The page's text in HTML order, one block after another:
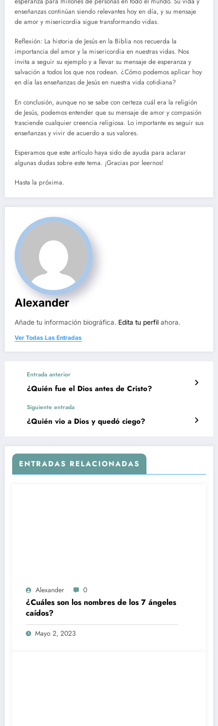
enseñanzas continúan siendo relevantes hoy en día, y su mensaje
de amor y misericordia sigue transformando vidas.
Reflexión: La historia de Jesús en la Biblia nos recuerda la
importancia del amor y la misericordia en nuestras vidas. Nos
invita a seguir su ejemplo y a llevar su mensaje de esperanza y
salvación a todos los que nos rodean. ¿Cómo podemos aplicar hoy
en día las enseñanzas de Jesús en nuestra vida cotidiana?
En conclusión, aunque no se sabe con certeza cuál era la religión
de Jesús, podemos entender que su mensaje de amor y compasión
trasciende cualquier creencia religiosa. Lo importante es seguir sus
enseñanzas y vivir de acuerdo a sus valores.
Esperamos que este artículo haya sido de ayuda para aclarar
algunas dudas sobre este tema. ¡Gracias por leernos!
Hasta la próxima.
Alexander
Añade tu información biográfica. Edita tu perfil ahora.
Ver Todas Las Entradas
Entrada anterior
¿Quién fue el Dios antes de Cristo?
Siguiente entrada
¿Quién vio a Dios y quedó ciego?
ENTRADAS RELACIONADAS
Alexander 0
¿Cuáles son los nombres de los 7 ángeles
caídos?
Mayo 2, 2023